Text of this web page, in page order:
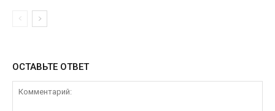
ОСТАВЬТЕ ОТВЕТ